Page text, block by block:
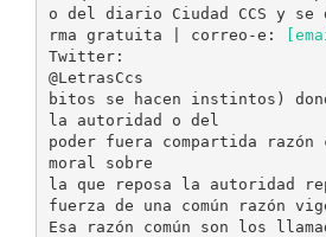
Twitter:
@LetrasCcs
bitos se hacen instintos)
la autoridad o del
poder fuera compartida razón
moral sobre
la que reposa la autoridad
fuerza de una común razón
Esa razón común son los